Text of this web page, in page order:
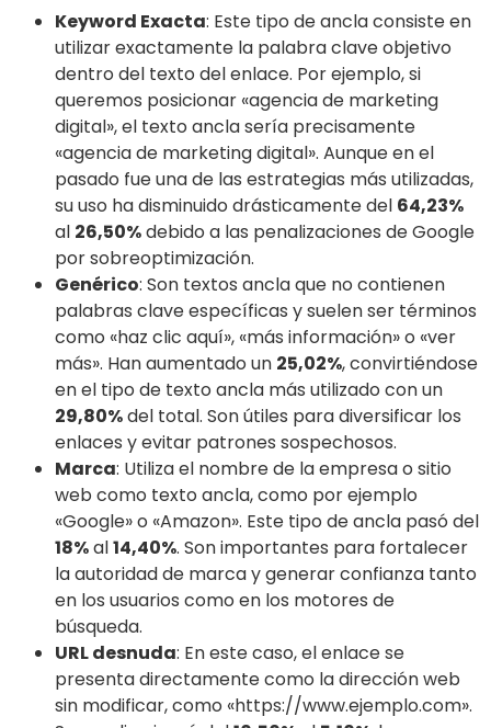
Keyword Exacta: Este tipo de ancla consiste en
utilizar exactamente la palabra clave objetivo
dentro del texto del enlace. Por ejemplo, si
queremos posicionar «agencia de marketing
digital», el texto ancla sería precisamente
«agencia de marketing digital». Aunque en el
pasado fue una de las estrategias más utilizadas,
su uso ha disminuido drásticamente del 64,23%
al 26,50%debido a las penalizaciones de Google
por sobreoptimización.
Genérico: Son textos ancla que no contienen
palabras clave específicas y suelen ser términos
como «haz clic aquí», «más información» o «ver
más». Han aumentado un 25,02%, convirtiéndose
en el tipo de texto ancla más utilizado con un
29,80%del total. Son útiles para diversificar los
enlaces y evitar patrones sospechosos.
Marca: Utiliza el nombre de la empresa o sitio
web como texto ancla, como por ejemplo
«Google» o «Amazon». Este tipo de ancla pasó del
18%al14,40%. Son importantes para fortalecer
la autoridad de marca y generar confianza tanto
en los usuarios como en los motores de
búsqueda.
URL desnuda: En este caso, el enlace se
presenta directamente como la dirección web
sin modificar, como «https://www.ejemplo.com».